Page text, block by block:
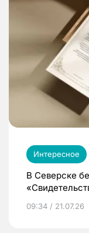
Интересное
В Северске
09:34 / 21.07.26